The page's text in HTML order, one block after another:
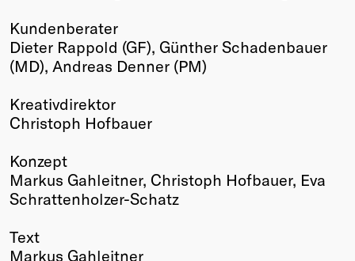
Kundenberater
Dieter Rappold (GF), Günther Schadenbauer
(MD), Andreas Denner (PM)
Kreativdirektor
Christoph Hofbauer
Konzept
Markus Gahleitner, Christoph Hofbauer, Eva
Schrattenholzer-Schatz
Text
Markus Gahleitner